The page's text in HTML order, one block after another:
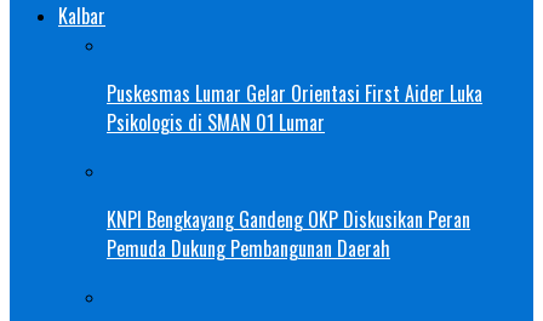
Kalbar
Puskesmas Lumar Gelar Orientasi First Aider Luka
Psikologis di SMAN 01 Lumar
KNPI Bengkayang Gandeng OKP Diskusikan Peran
Pemuda Dukung Pembangunan Daerah